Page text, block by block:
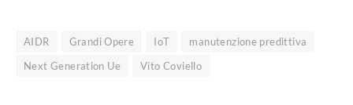
AIDR Grandi Opere IoT
manutenzione predittiva
Next Generation Ue
Vito Coviello